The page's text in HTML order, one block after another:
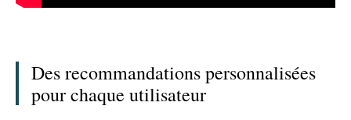
Des recommandations personnalisées
pour chaque utilisateur